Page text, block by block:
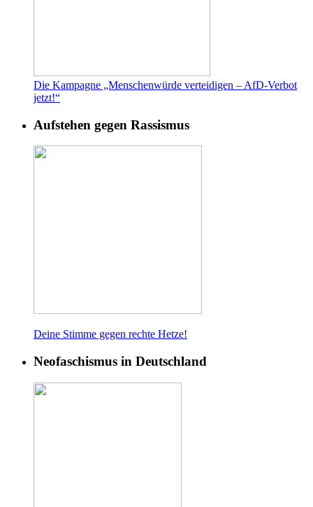
Die Kampagne „Menschenwürde verteidigen – AfD-Verbot
jetzt!“
Aufstehen gegen Rassismus
Deine Stimme gegen rechte Hetze!
Neofaschismus in Deutschland